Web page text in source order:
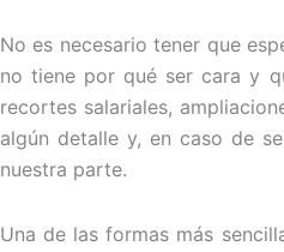
No es necesario tener que
no tiene por qué ser cara y
recortes salariales,
algún detalle y, en caso de
nuestra parte.
Una de las formas más